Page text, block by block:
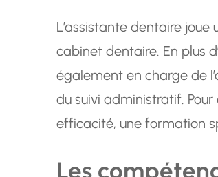
L’assistante dentaire
cabinet dentaire. En plus
également en charge de
du suivi administratif.
efficacité, une formation
Les